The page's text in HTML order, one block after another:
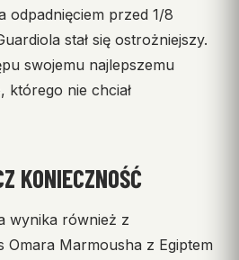
odpadnięciem przed 1/8
stał się ostrożniejszy.
swojemu najlepszemu
nie chciał
KONIECZNOŚĆ
wynika również z
Omara Marmousha z Egiptem